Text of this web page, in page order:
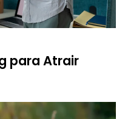
para Atrair